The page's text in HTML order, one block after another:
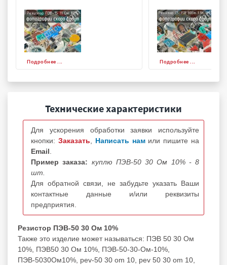
Подробнее ... Подробнее ...
Технические характеристики
Для ускорения обработки заявки используйте
кнопки: Заказать Написать нам или пишите на
Email
Пример заказа: куплю ПЭВ-50 30 Ом 10% - 8
шт.
Для обратной связи, не забудьте указать Ваши
контактные данные и/или реквизиты
предприятия.
Резистор ПЭВ-50 30 Ом 10%
Также это изделие может называться: ПЭВ 50 30 Ом
10%, ПЭВ50 30 Ом 10%, ПЭВ-50-30-Ом-10%,
ПЭВ-5030Ом10%, pev-50 30 om 10, pev 50 30 om 10,